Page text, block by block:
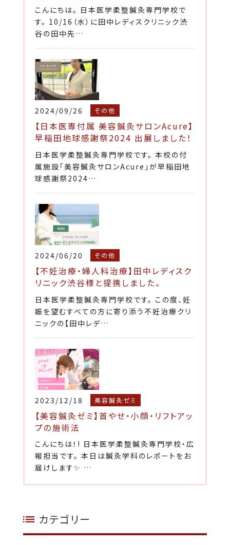
こんにちは。 日本医学柔整鍼灸専門学校で
す。 10/16（水）に田中レディスクリニック渋
谷の田中先…
2024/09/26 その他
【日本医専付属 美容鍼灸サロンAcure】
早稲田地球感謝祭2024 出展しました！
日本医学柔整鍼灸専門学校です。 本校の付
属施設「美容鍼灸サロンAcure」が早稲田地
球感謝祭2024…
2024/06/20 その他
【不妊治療・婦人科治療】田中レディスク
リニック渋谷様と提携しました。
日本医学柔整鍼灸専門学校です。 この度、妊
娠を望むすべての方に寄り添う不妊治療クリ
ニックの【田中レデ…
2023/12/18 美容鍼灸ゼミ
【美容鍼灸ゼミ】首やせ・小顔・リフトアッ
プの施術法
こんにちは！! 日本医学柔整鍼灸専門学校・広
報担当です。 本日は鍼灸学科のレポートをお
届けします✨ …
カテゴリー